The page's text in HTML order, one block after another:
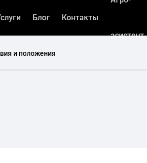
Блог Контакты
асистент
и положения